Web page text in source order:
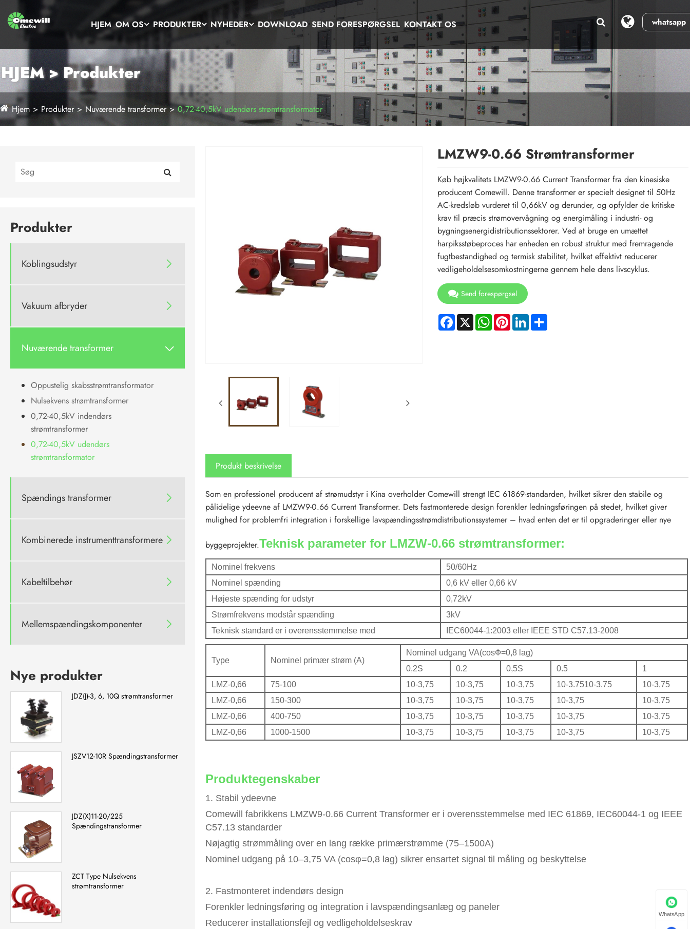
whatsapp
HJEM OM OS PRODUKTER NYHEDER DOWNLOAD SEND FORESPØRGSEL KONTAKT OS
HJEM > Produkter
Hjem Produkter Nuværende transformer 0,72-40,5kV udendørs strømtransformator
Produkter
Koblingsudstyr 
Vakuum afbryder 
Nuværende transformer 
Oppustelig skabsstrømtransformator
Nulsekvens strømtransformer
0,72-40,5kV indendørs
strømtransformer
0,72-40,5kV udendørs
strømtransformator
Spændings transformer 
Kombinerede instrumenttransformere 
Kabeltilbehør 
Mellemspændingskomponenter 
Nye produkter
JDZ(J)-3, 6, 10Q strømtransformer
JSZV12-10R Spændingstransformer
JDZ(X)11-20/225
Spændingstransformer
ZCT Type Nulsekvens
strømtransformer
LMZW9-0.66 Strømtransformer
Køb højkvalitets LMZW9-0.66 Current Transformer fra den kinesiske
producent Comewill. Denne transformer er specielt designet til 50Hz
AC-kredsløb vurderet til 0,66kV og derunder, og opfylder de kritiske
krav til præcis strømovervågning og energimåling i industri- og
bygningsenergidistributionssektorer. Ved at bruge en umættet
harpiksstøbeproces har enheden en robust struktur med fremragende
fugtbestandighed og termisk stabilitet, hvilket effektivt reducerer
vedligeholdelsesomkostningerne gennem hele dens livscyklus.
Send forespørgsel
Facebook
X WhatsApp
PinterestLinkedInShare
Produkt beskrivelse
Som en professionel producent af strømudstyr i Kina overholder Comewill strengt IEC 61869-standarden, hvilket sikrer den stabile og
pålidelige ydeevne af LMZW9-0.66 Current Transformer. Dets fastmonterede design forenkler ledningsføringen på stedet, hvilket giver
mulighed for problemfri integration i forskellige lavspændingsstrømdistributionssystemer – hvad enten det er til opgraderinger eller nye
byggeprojekter.Teknisk parameter for LMZW-0.66 strømtransformer:
Nominel frekvens
50/60Hz
Nominel spænding
0,6 kV eller 0,66 kV
Højeste spænding for udstyr
0,72kV
Strømfrekvens modstår spænding
3kV
Teknisk standard er i overensstemmelse med
IEC60044-1:2003 eller IEEE STD C57.13-2008
Type Nominel primær strøm (A)
Nominel udgang VA(cosФ=0,8 lag)
0,2S
0.2 0,5S 0.5
1
LMZ-0,66
75-100 10-3,75 10-3,75 10-3,75 10-3.7510-3.75
10-3,75
LMZ-0,66
150-300 10-3,75 10-3,75 10-3,75 10-3,75
10-3,75
LMZ-0,66
400-750 10-3,75 10-3,75 10-3,75 10-3,75
10-3,75
LMZ-0,66
1000-1500 10-3,75 10-3,75 10-3,75 10-3,75 10-3,75
Produktegenskaber
1. Stabil ydeevne
Comewill fabrikkens LMZW9-0.66 Current Transformer er i overensstemmelse med IEC 61869, IEC60044-1 og IEEE
C57.13 standarder
Nøjagtig strømmåling over en lang række primærstrømme (75–1500A)
Nominel udgang på 10–3,75 VA (cosφ=0,8 lag) sikrer ensartet signal til måling og beskyttelse
2. Fastmonteret indendørs design
Forenkler ledningsføring og integration i lavspændingsanlæg og paneler
Reducerer installationsfejl og vedligeholdelseskrav
WhatsApp